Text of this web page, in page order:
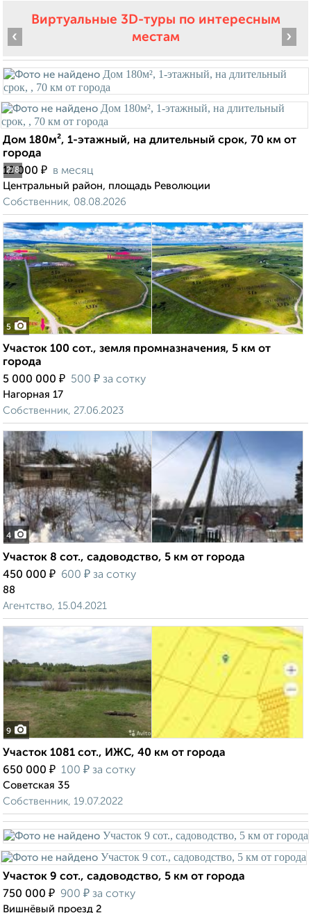
Виртуальные 3D-туры по интересным
местам
2/8
‹ ›
Дом 180м², 1-этажный, на длительный срок, 70 км от
города
12 000 ₽ в месяц
Центральный район, площадь Революции
Собственник, 08.08.2026
5
Участок 100 сот., земля промназначения, 5 км от
города
5 000 000 ₽ 500 ₽ за сотку
Нагорная 17
Собственник, 27.06.2023
4
Участок 8 сот., садоводство, 5 км от города
450 000 ₽ 600 ₽ за сотку
88
Агентство, 15.04.2021
9
Участок 1081 сот., ИЖС, 40 км от города
650 000 ₽ 100 ₽ за сотку
Советская 35
Собственник, 19.07.2022
Участок 9 сот., садоводство, 5 км от города
750 000 ₽ 900 ₽ за сотку
Вишнёвый проезд 2